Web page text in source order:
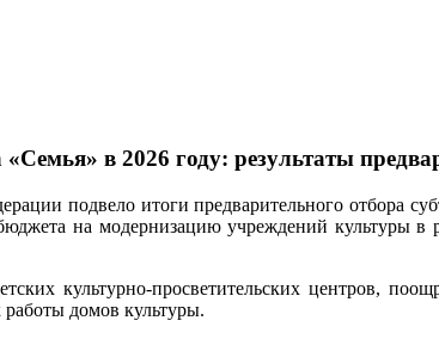
в 2026 году: результаты
подвело итоги предварительного отбора
на модернизацию учреждений культуры в
культурно-просветительских центров,
домов культуры.